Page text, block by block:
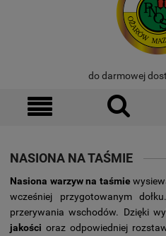
do darmowej
NASIONA NA TAŚMIE
Nasiona warzyw na taśmie
wcześniej przygotowanym
przerywania wschodów. Dzięki
jakości oraz odpowiedniej